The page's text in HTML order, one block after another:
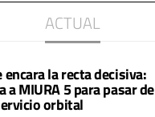
ACTUAL
encara la recta decisiva:
a MIURA 5 para pasar de
orbital